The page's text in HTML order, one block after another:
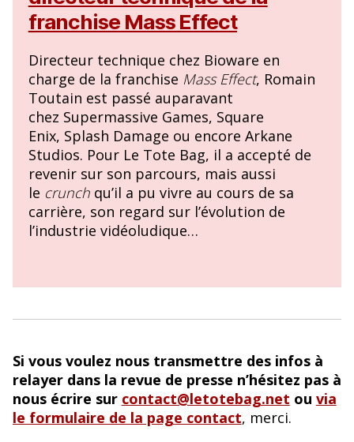
franchise Mass Effect
Directeur technique chez Bioware en
charge de la franchise Mass Effect, Romain
Toutain est passé auparavant
chez Supermassive Games, Square
Enix, Splash Damage ou encore Arkane
Studios. Pour Le Tote Bag, il a accepté de
revenir sur son parcours, mais aussi
le crunchqu’il a pu vivre au cours de sa
carrière, son regard sur l’évolution de
l’industrie vidéoludique…
Si vous voulez nous transmettre des infos à
relayer dans la revue de presse n’hésitez pas à
nous écrire sur contact@letotebag.net ou via
le formulaire de la page contact, merci.